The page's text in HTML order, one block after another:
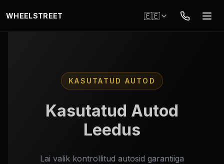
WHEELSTREET 🇪🇪
KASUTATUD AUTOD
Kasutatud Autod
Leedus
Lai valik kontrollitud autosid garantiiga